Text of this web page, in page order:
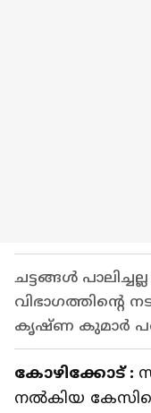
ചട്ടങ്ങൾ
വിഭാഗത്തിന്‍റെ
കൃഷ്ണ കുമാർ
കോഴിക്കോട് :
നൽകിയ